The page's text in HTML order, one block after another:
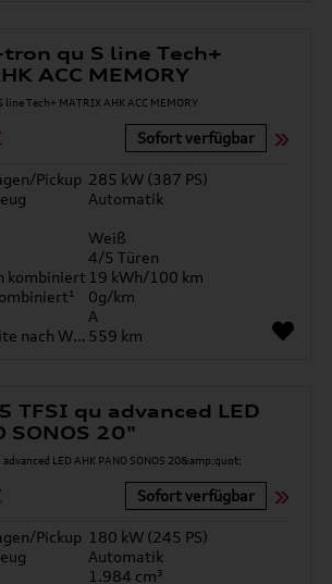
qu S line Tech+
ACC MEMORY
Sofort verfügbar
Pickup 285 kW (387 PS)
Automatik
Weiß
4/5 Türen
kombiniert 19 kWh/100 km
0g/km
A
Elektr. Reichweite nach WLTP* 559 km
TFSI qu advanced LED
SONOS 20"
Sofort verfügbar
Pickup 180 kW (245 PS)
Automatik
1.984 cm³